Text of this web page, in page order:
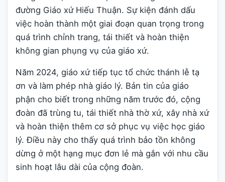
đường Giáo xứ Hiếu Thuận. Sự kiện đánh dấu
việc hoàn thành một giai đoạn quan trọng trong
quá trình chỉnh trang, tái thiết và hoàn thiện
không gian phụng vụ của giáo xứ.
Năm 2024, giáo xứ tiếp tục tổ chức thánh lễ tạ
ơn và làm phép nhà giáo lý. Bản tin của giáo
phận cho biết trong những năm trước đó, cộng
đoàn đã trùng tu, tái thiết nhà thờ xứ, xây nhà xứ
và hoàn thiện thêm cơ sở phục vụ việc học giáo
lý. Điều này cho thấy quá trình bảo tồn không
dừng ở một hạng mục đơn lẻ mà gắn với nhu cầu
sinh hoạt lâu dài của cộng đoàn.